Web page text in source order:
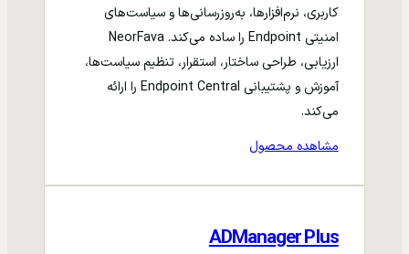
کاربری، نرم‌افزارها، به‌روزرسانی‌ها و سیاست‌های
امنیتی Endpoint را ساده می‌کند. NeorFava
ارزیابی، طراحی ساختار، استقرار، تنظیم سیاست‌ها،
آموزش و پشتیبانی Endpoint Central را ارائه
می‌کند.
مشاهده محصول
ADManager Plus